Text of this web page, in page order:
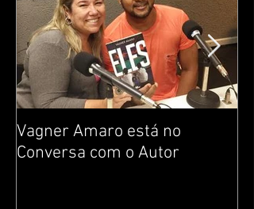
Vagner Amaro está no
Conversa com o Autor